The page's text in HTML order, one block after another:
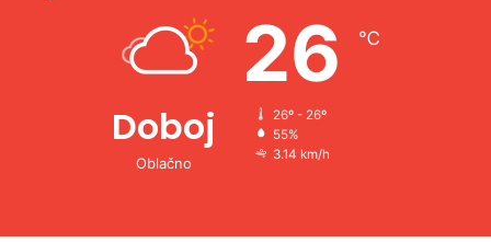
Doboj
Oblačno
26 ℃
26º - 26º
55%
3.14 km/h